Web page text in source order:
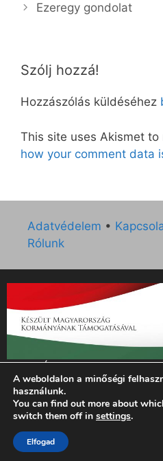
Ezeregy gondolat
Szólj hozzá!
Hozzászólás küldéséhez
This site uses Akismet to
how your comment data
Adatvédelem •
Rólunk
„Az Új Ember katolikus
támogatását az EGYH-
szerződés keretében 3 000
Emberi Erőforrások
© 2026 Magyar Kurír - Új Ember
A weboldalon a minőségi
használunk.
You can find out more about
switch them off in settings.
Elfogad